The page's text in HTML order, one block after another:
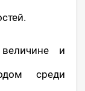
и
среди